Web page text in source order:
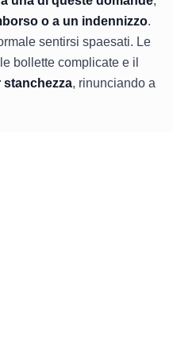
o a un indennizzo.
sentirsi spaesati. Le
bollette complicate e il
stanchezza, rinunciando a